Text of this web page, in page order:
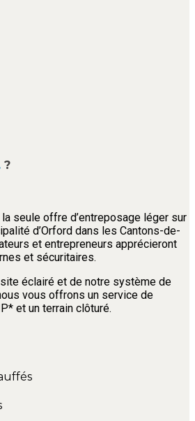
?
seule offre d’entreposage léger sur
d’Orford dans les Cantons-de-
et entrepreneurs apprécieront
et sécuritaires.
éclairé et de notre système de
vous offrons un service de
et un terrain clôturé.